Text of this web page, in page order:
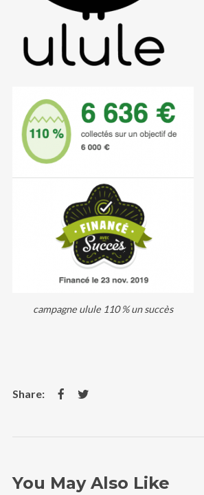
campagne ulule 110 % un succès
You May Also Like